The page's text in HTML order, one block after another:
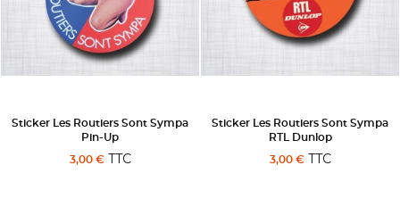
Sticker Les Routiers Sont Sympa
Pin-Up
3,00 €TTC
Sticker Les Routiers Sont Sympa
RTL Dunlop
3,00 €TTC